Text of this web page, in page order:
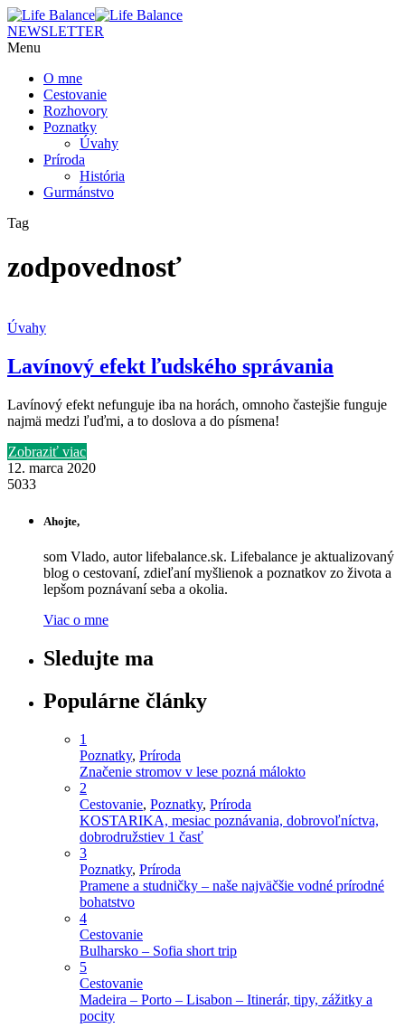
NEWSLETTER
Menu
O mne
Cestovanie
Rozhovory
Poznatky
Úvahy
Príroda
História
Gurmánstvo
Tag
zodpovednosť
Úvahy
Lavínový efekt ľudského správania
Lavínový efekt nefunguje iba na horách, omnoho častejšie funguje
najmä medzi ľuďmi, a to doslova a do písmena!
Zobraziť viac
12. marca 2020
5033
Ahojte,
som Vlado, autor lifebalance.sk. Lifebalance je aktualizovaný
blog o cestovaní, zdieľaní myšlienok a poznatkov zo života a
lepšom poznávaní seba a okolia.
Viac o mne
Sledujte ma
Populárne články
1
Poznatky, Príroda
Značenie stromov v lese pozná málokto
2
Cestovanie, Poznatky, Príroda
KOSTARIKA, mesiac poznávania, dobrovoľníctva,
dobrodružstiev 1 časť
3
Poznatky, Príroda
Pramene a studničky – naše najväčšie vodné prírodné
bohatstvo
4
Cestovanie
Bulharsko – Sofia short trip
5
Cestovanie
Madeira – Porto – Lisabon – Itinerár, tipy, zážitky a
pocity